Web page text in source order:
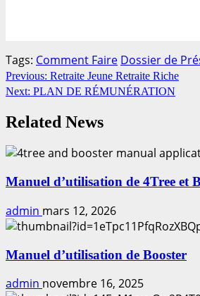
Tags: Comment Faire Dossier de
Continue
Reading
Previous: Retraite Jeune Retraite Riche
Next: PLAN DE RÉMUNÉRATION
Related News
Manuel d’utilisation de 4Tree et
admin mars 12, 2026
Manuel d’utilisation de Booster
admin novembre 16, 2025